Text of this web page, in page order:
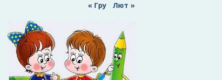
« Гру Лют »